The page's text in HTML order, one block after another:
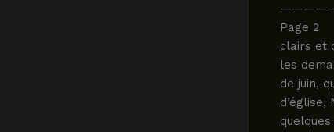
Page 2
clairs et
les
de juin,